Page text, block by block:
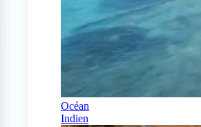
Océan
Indien